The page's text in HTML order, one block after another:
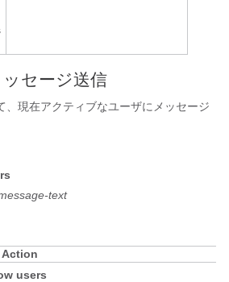
セージ送信
、現在アクティブなユーザにメッセージ
text
Action
users